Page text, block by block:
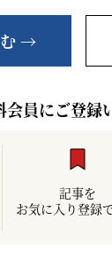
む →
会員にご登録
記事を
お気に入り登録